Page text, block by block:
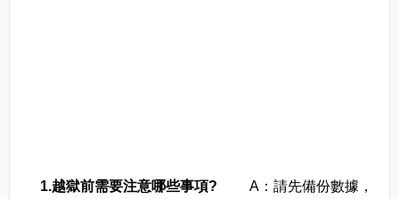
1.越獄前需要注意哪些事項? A：請先備份數據，